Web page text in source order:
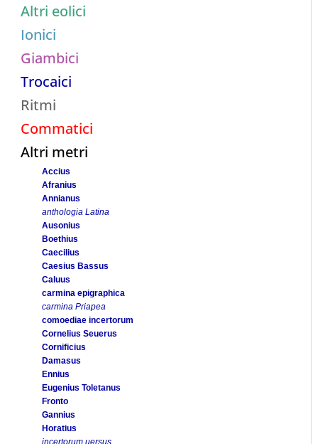
Altri eolici
Ionici
Giambici
Trocaici
Ritmi
Commatici
Altri metri
Accius
Afranius
Annianus
anthologia Latina
Ausonius
Boethius
Caecilius
Caesius Bassus
Caluus
carmina epigraphica
carmina Priapea
comoediae incertorum
Cornelius Seuerus
Cornificius
Damasus
Ennius
Eugenius Toletanus
Fronto
Gannius
Horatius
incertorum uersus